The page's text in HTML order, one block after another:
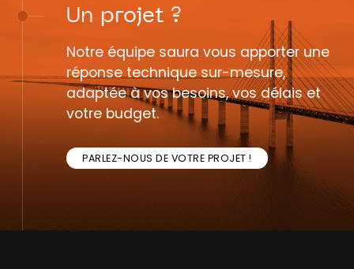
Un projet ?
Notre équipe saura vous apporter une
réponse technique sur-mesure,
adaptée à vos besoins, vos délais et
votre budget.
PARLEZ-NOUS DE VOTRE PROJET !